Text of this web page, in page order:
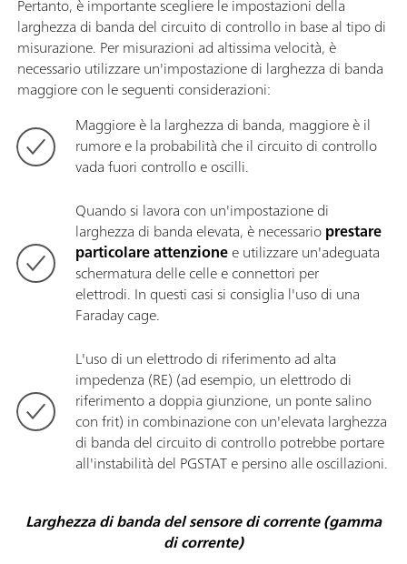
Pertanto, è importante scegliere le impostazioni della
larghezza di banda del circuito di controllo in base al tipo di
misurazione. Per misurazioni ad altissima velocità, è
necessario utilizzare un'impostazione di larghezza di banda
maggiore con le seguenti considerazioni:
Maggiore è la larghezza di banda, maggiore è il
rumore e la probabilità che il circuito di controllo
vada fuori controllo e oscilli.
Quando si lavora con un'impostazione di
larghezza di banda elevata, è necessarioprestare
particolare attenzionee utilizzare un'adeguata
schermatura delle celle e connettori per
elettrodi. In questi casi si consiglia l'uso di una
Faraday cage.
L'uso di un elettrodo di riferimento ad alta
impedenza (RE) (ad esempio, un elettrodo di
riferimento a doppia giunzione, un ponte salino
con frit) in combinazione con un'elevata larghezza
di banda del circuito di controllo potrebbe portare
all'instabilità del PGSTAT e persino alle oscillazioni.
Larghezza di banda del sensore di corrente (gamma
di corrente)